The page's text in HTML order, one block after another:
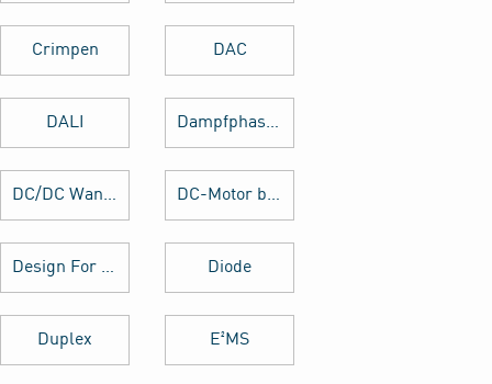
Crimpen DAC
DALI Dampfphasenlöten
DC/DC Wandler DC-Motor brushed
Design For Manufacturing Diode
Duplex E²MS